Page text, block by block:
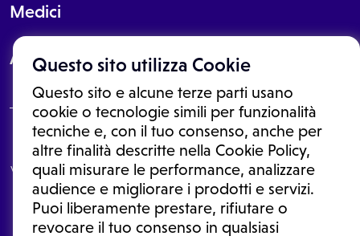
Questo sito utilizza Cookie
Questo sito e alcune terze parti usano
cookie o tecnologie simili per funzionalità
tecniche e, con il tuo consenso, anche per
altre finalità descritte nella Cookie Policy,
quali misurare le performance, analizzare
audience e migliorare i prodotti e servizi.
Puoi liberamente prestare, rifiutare o
revocare il tuo consenso in qualsiasi
Medici
About
Le informazioni proposte in questo sito non sono un consulto medico.
In nessun caso, queste informazioni sostituiscono un consulto, una
visita o una diagnosi formulata dal medico. Non si devono considerare
le informazioni disponibili come suggerimenti per la formulazione di
una diagnosi, la determinazione di un trattamento o l'assunzione o
sospensione di un farmaco senza prima consultare un medico di
medicina generale o uno specialista.